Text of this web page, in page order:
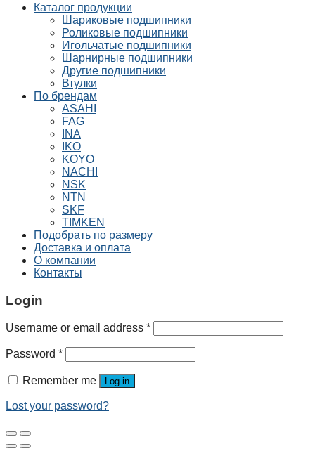
Каталог продукции
Шариковые подшипники
Роликовые подшипники
Игольчатые подшипники
Шарнирные подшипники
Другие подшипники
Втулки
По брендам
ASAHI
FAG
INA
IKO
KOYO
NACHI
NSK
NTN
SKF
TIMKEN
Подобрать по размеру
Доставка и оплата
О компании
Контакты
Login
Username or email address *
Password *
Remember me Log in
Lost your password?